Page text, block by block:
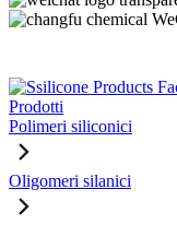
Prodotti
Polimeri siliconici
Oligomeri silanici